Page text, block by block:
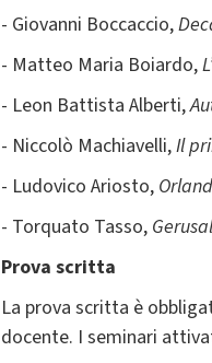
- Giovanni Boccaccio,
- Matteo Maria Boiardo,L’
- Leon Battista Alberti,
- Niccolò Machiavelli,Il
- Ludovico Ariosto,
- Torquato Tasso,
Prova scritta
La prova scritta è
docente. I seminari